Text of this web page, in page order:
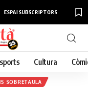
ESPAI SUBSCRIPTORS
Cultura
SOBRETAULA